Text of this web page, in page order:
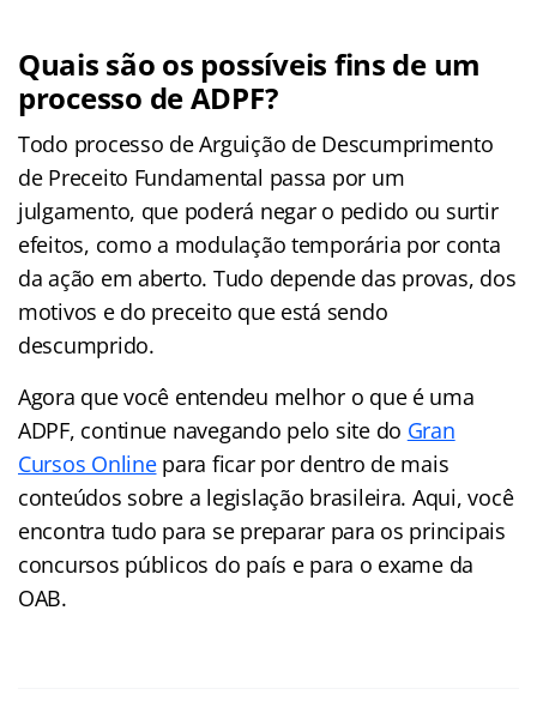
Quais são os possíveis fins de um
processo de ADPF?
Todo processo de Arguição de Descumprimento
de Preceito Fundamental passa por um
julgamento, que poderá negar o pedido ou surtir
efeitos, como a modulação temporária por conta
da ação em aberto. Tudo depende das provas, dos
motivos e do preceito que está sendo
descumprido.
Agora que você entendeu melhor o que é uma
ADPF, continue navegando pelo site do Gran
Cursos Onlinepara ficar por dentro de mais
conteúdos sobre a legislação brasileira. Aqui, você
encontra tudo para se preparar para os principais
concursos públicos do país e para o exame da
OAB.